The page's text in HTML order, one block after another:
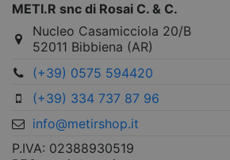
METI.R snc di Rosai C. & C.
Nucleo Casamicciola 20/B
52011 Bibbiena (AR)
(+39) 0575 594420
(+39) 334 737 87 96
info@metirshop.it
P.IVA: 02388930519